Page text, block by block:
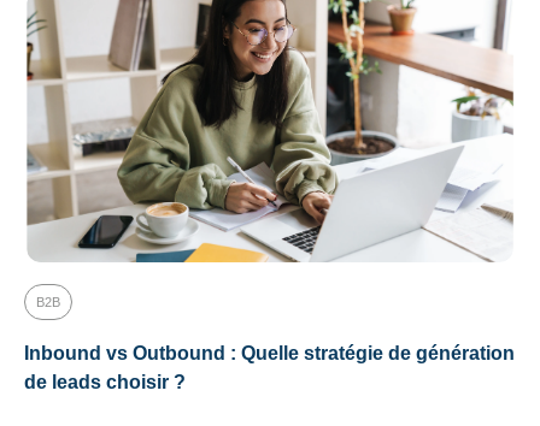
B2B
Inbound vs Outbound : Quelle stratégie de génération
de leads choisir ?